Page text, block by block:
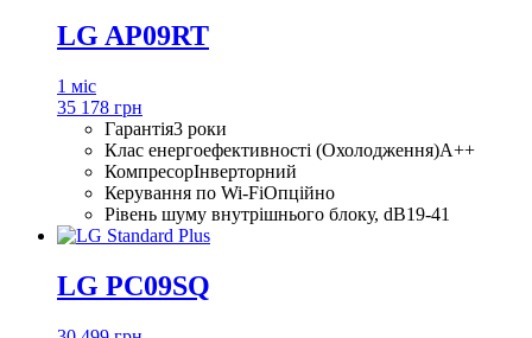
LG AP09RT
1 міс
35 178 грн
Гарантія3 роки
Клас енергоефективності (Охолодження)A++
КомпресорІнверторний
Керування по Wi-FiОпційно
Рівень шуму внутрішнього блоку, dB19-41
LG PC09SQ